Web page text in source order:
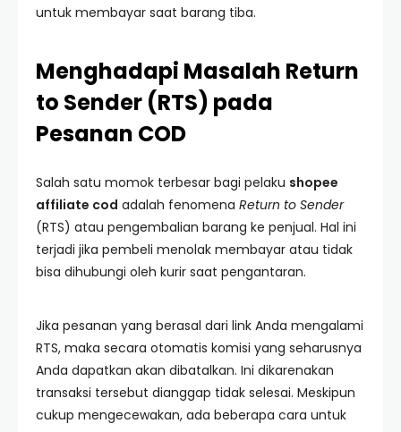
untuk membayar saat barang tiba.
Menghadapi Masalah Return
to Sender (RTS) pada
Pesanan COD
Salah satu momok terbesar bagi pelaku shopee
affiliate cod adalah fenomena Return to Sender
(RTS) atau pengembalian barang ke penjual. Hal ini
terjadi jika pembeli menolak membayar atau tidak
bisa dihubungi oleh kurir saat pengantaran.
Jika pesanan yang berasal dari link Anda mengalami
RTS, maka secara otomatis komisi yang seharusnya
Anda dapatkan akan dibatalkan. Ini dikarenakan
transaksi tersebut dianggap tidak selesai. Meskipun
cukup mengecewakan, ada beberapa cara untuk